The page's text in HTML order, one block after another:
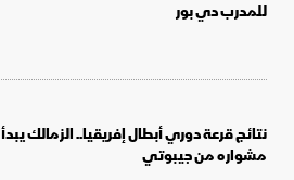
للمدرب دي بور
نتائج قرعة دوري أبطال إفريقيا.. الزمالك يبدأ
مشواره من جيبوتي